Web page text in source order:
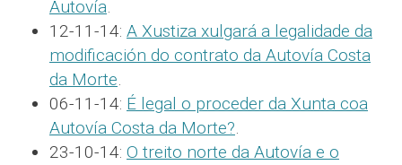
Autovía.
12-11-14: A Xustiza xulgará a legalidade da
modificación do contrato da Autovía Costa
da Morte.
06-11-14: É legal o proceder da Xunta coa
Autovía Costa da Morte?.
23-10-14: O treito norte da Autovía e o